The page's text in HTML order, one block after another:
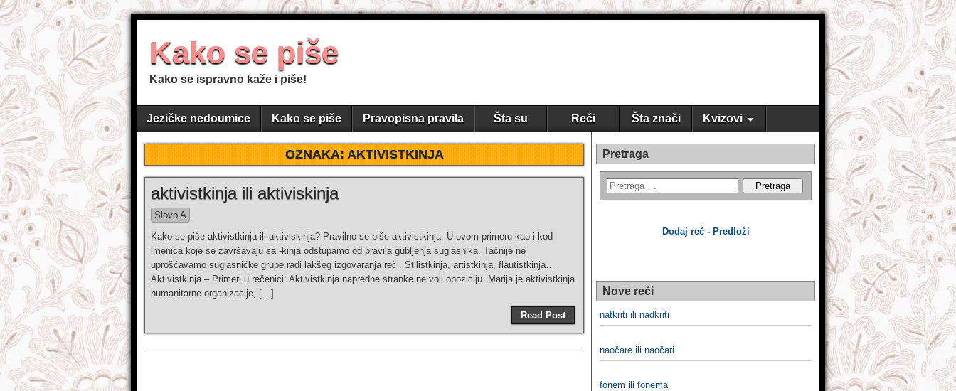
Kako se piše
Kako se ispravno kaže i piše!
Jezičke nedoumice Kako se piše Pravopisna pravila Šta su Reči Šta znači Kvizovi
OZNAKA:AKTIVISTKINJA
aktivistkinja ili aktiviskinja
Slovo A
Kako se piše aktivistkinja ili aktiviskinja? Pravilno se piše aktivistkinja. U ovom primeru kao i kod
imenica koje se završavaju sa -kinja odstupamo od pravila gubljenja suglasnika. Tačnije ne
uprošćavamo suglasničke grupe radi lakšeg izgovaranja reči. Stilistkinja, artistkinja, flautistkinja…
Aktivistkinja – Primeri u rečenici: Aktivistkinja napredne stranke ne voli opoziciju. Marija je aktivistkinja
humanitarne organizacije, […]
Read Post
Pretraga
Dodaj reč - Predloži
Nove reči
natkriti ili nadkriti
naočare ili naočari
fonem ili fonema